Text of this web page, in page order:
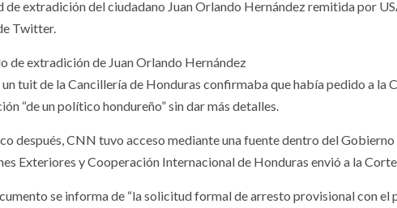
de extradición del ciudadano Juan Orlando Hernández remitida por
Twitter.
de extradición de Juan Orlando Hernández
un tuit de la Cancillería de Honduras confirmaba que había pedido a la
“de un político hondureño” sin dar más detalles.
después, CNN tuvo acceso mediante una fuente dentro del
Exteriores y Cooperación Internacional de Honduras envió a la
se informa de “la solicitud formal de arresto provisional con